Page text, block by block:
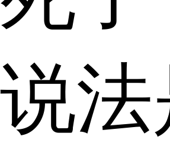
说法